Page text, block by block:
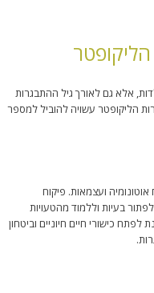
אלא גם לאורך גיל ההתבגרות
הליקופטר עשויה להוביל למספר
ועצמאות. פיקוח
בעיות וללמוד מהטעויות
כישורי חיים חיוניים וביטחון